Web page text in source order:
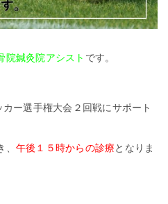
院鍼灸院アシスト です。
ー選手権大会２回戦にサポート
午後１５時からの診療となりま